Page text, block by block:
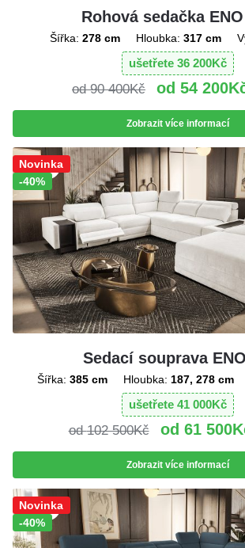
Rohová sedačka
Šířka: 278 cm Hloubka: 317 cm
ušetřete 36 200Kč
90 400Kč 54 200
Zobrazit více informací
Sleva!
-40%
Novinka
Sedací souprava
Šířka: 385 cm Hloubka: 187, 278 cm
ušetřete 41 000Kč
102 500Kč 61 500
Zobrazit více informací
Sleva!
-40%
Novinka